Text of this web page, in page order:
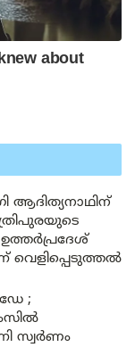
ആദിത്യനാഥിന്
വെളിപ്പെടുത്തൽ
;
സ്വർണം